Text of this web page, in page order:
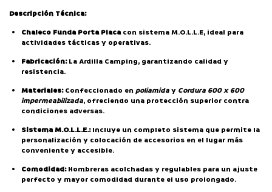
Descripción Técnica:
Chaleco Funda Porta Placacon sistema M.O.L.L.E, ideal para
actividades tácticas y operativas.
Fabricación:La Ardilla Camping, garantizando calidad y
resistencia.
Materiales:Confeccionado enpoliamiday Cordura 600 x 600
impermeabilizada, ofreciendo una protección superior contra
condiciones adversas.
Sistema M.O.L.L.E.:Incluye un completo sistema que permite la
personalización y colocación de accesorios en el lugar más
conveniente y accesible.
Comodidad:Hombreras acolchadas y regulables para un ajuste
perfecto y mayor comodidad durante el uso prolongado.